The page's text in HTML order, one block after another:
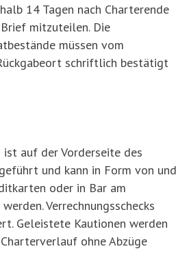
14 Tagen nach Charterende
mitzuteilen. Die
müssen vom
schriftlich bestätigt
auf der Vorderseite des
und kann in Form von und
oder in Bar am
Verrechnungsschecks
Geleistete Kautionen werden
ohne Abzüge